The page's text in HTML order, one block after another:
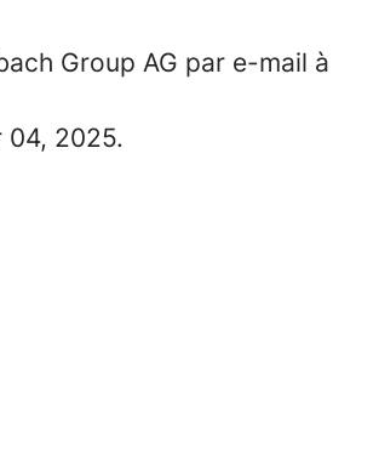
Group AG par e-mail à
04, 2025.